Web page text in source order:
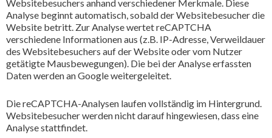
Websitebesuchers anhand verschiedener Merkmale. Diese
Analyse beginnt automatisch, sobald der Websitebesucher die
Website betritt. Zur Analyse wertet reCAPTCHA
verschiedene Informationen aus (z.B. IP-Adresse, Verweildauer
des Websitebesuchers auf der Website oder vom Nutzer
getätigte Mausbewegungen). Die bei der Analyse erfassten
Daten werden an Google weitergeleitet.
Die reCAPTCHA-Analysen laufen vollständig im Hintergrund.
Websitebesucher werden nicht darauf hingewiesen, dass eine
Analyse stattfindet.